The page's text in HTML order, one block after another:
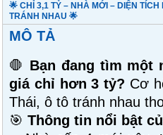
🌟 CHỈ 3,1 TỶ – NHÀ MỚI – DIỆN TÍCH
TRÁNH NHAU 🌟
MÔ TẢ
🛑 Bạn đang tìm một
giá chỉ hơn 3 tỷ? Cơ
Thái, ô tô tránh nhau
🎯 Thông tin nổi bật